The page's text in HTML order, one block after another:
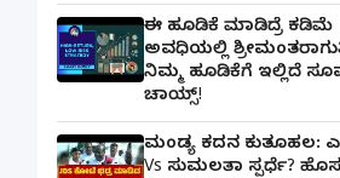
ಈ ಹೂಡಿಕೆ ಮಾಡಿದ್ರೆ ಕಡಿಮೆ
ಅವಧಿಯಲ್ಲಿ
ನಿಮ್ಮ ಹೂಡಿಕೆಗೆ ಇಲ್ಲಿದೆ
ಚಾಯ್ಸ್‌!
ಮಂಡ್ಯ ಕದನ ಕುತೂಹಲ:
Vs ಸುಮಲತಾ ಸ್ಪರ್ಧೆ? ಹೊಸ